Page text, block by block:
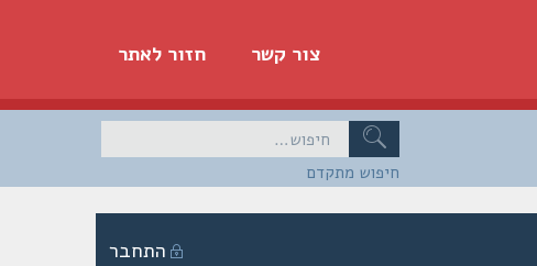
חזור לאתר צור קשר
חיפוש מתקדם
התחבר